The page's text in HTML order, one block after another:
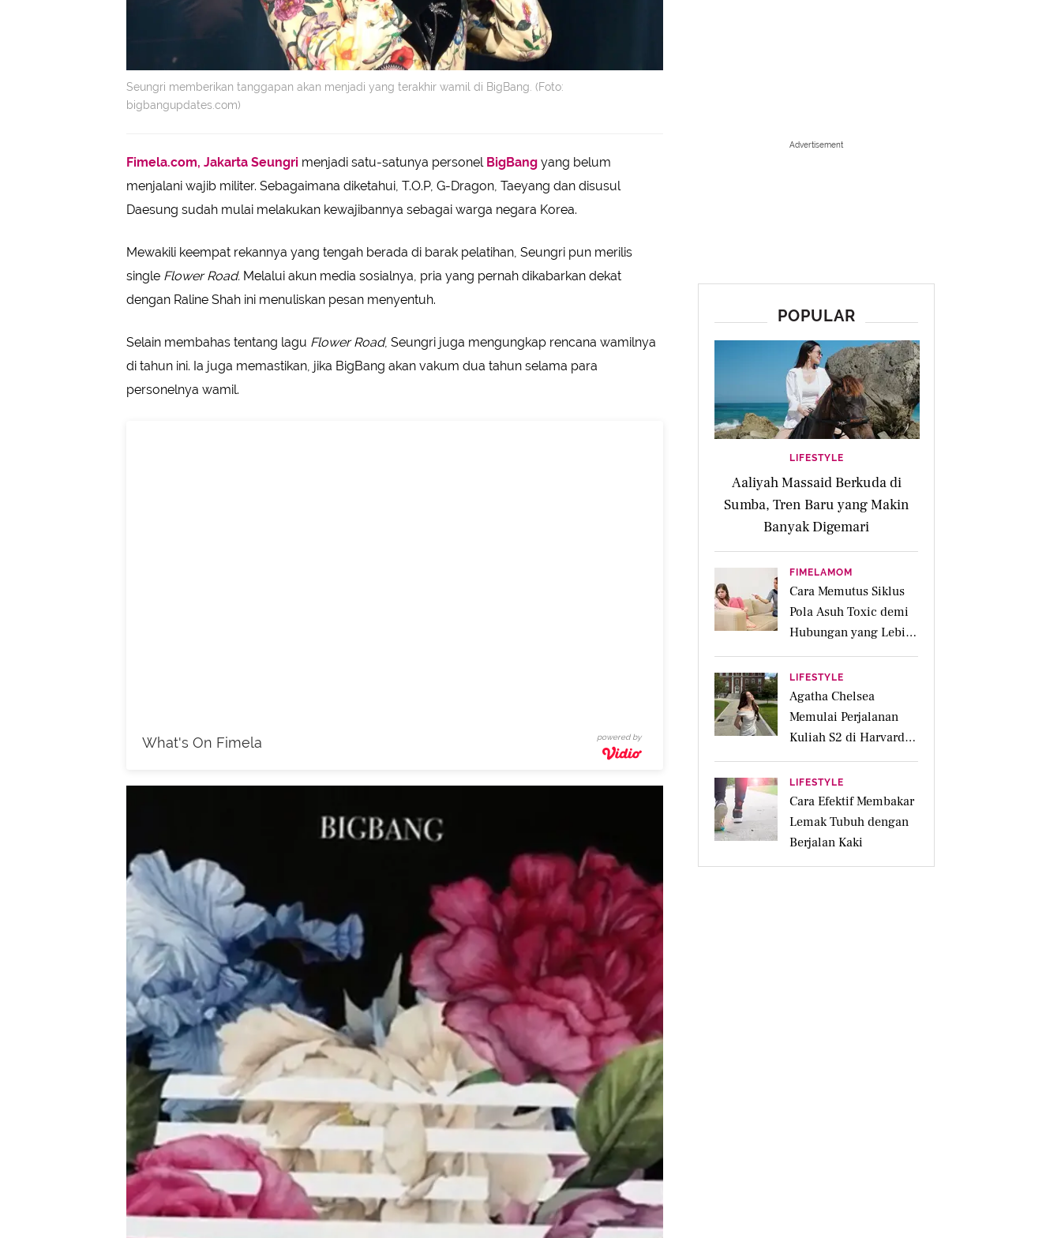
Seungri memberikan tanggapan akan menjadi yang terakhir wamil di BigBang. (Foto:
bigbangupdates.com)
Fimela.com, Jakarta Seungri menjadi satu-satunya personel BigBang yang belum
menjalani wajib militer. Sebagaimana diketahui, T.O.P, G-Dragon, Taeyang dan disusul
Daesung sudah mulai melakukan kewajibannya sebagai warga negara Korea.
Mewakili keempat rekannya yang tengah berada di barak pelatihan, Seungri pun merilis
single Flower Road. Melalui akun media sosialnya, pria yang pernah dikabarkan dekat
dengan Raline Shah ini menuliskan pesan menyentuh.
Selain membahas tentang lagu Flower Road, Seungri juga mengungkap rencana wamilnya
di tahun ini. Ia juga memastikan, jika BigBang akan vakum dua tahun selama para
personelnya wamil.
What's On Fimela powered by
Advertisement
POPULAR
LIFESTYLE
Aaliyah Massaid Berkuda di
Sumba, Tren Baru yang Makin
Banyak Digemari
FIMELAMOM
Cara Memutus Siklus
Pola Asuh Toxic demi
Hubungan yang Lebih
Sehat dengan Anak
LIFESTYLE
Agatha Chelsea
Memulai Perjalanan
Kuliah S2 di Harvard
University
LIFESTYLE
Cara Efektif Membakar
Lemak Tubuh dengan
Berjalan Kaki